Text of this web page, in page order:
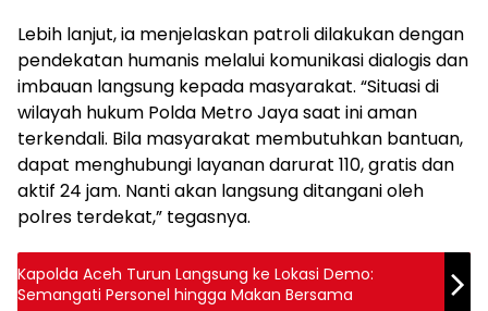
Lebih lanjut, ia menjelaskan patroli dilakukan dengan
pendekatan humanis melalui komunikasi dialogis dan
imbauan langsung kepada masyarakat. “Situasi di
wilayah hukum Polda Metro Jaya saat ini aman
terkendali. Bila masyarakat membutuhkan bantuan,
dapat menghubungi layanan darurat 110, gratis dan
aktif 24 jam. Nanti akan langsung ditangani oleh
polres terdekat,” tegasnya.
Kapolda Aceh Turun Langsung ke Lokasi Demo:
Semangati Personel hingga Makan Bersama